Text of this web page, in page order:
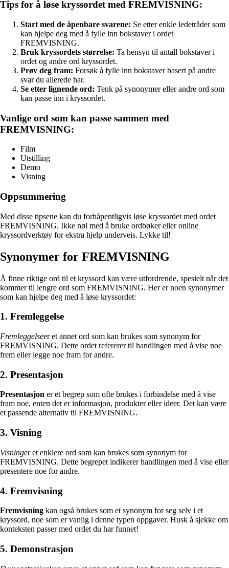
Tips for å løse kryssordet med FREMVISNING:
Start med de åpenbare svarene: Se etter enkle ledetråder som
kan hjelpe deg med å fylle inn bokstaver i ordet
FREMVISNING.
Bruk kryssordets størrelse: Ta hensyn til antall bokstaver i
ordet og andre ord kryssordet.
Prøv deg fram: Forsøk å fylle inn bokstaver basert på andre
svar du allerede har.
Se etter lignende ord: Tenk på synonymer eller andre ord som
kan passe inn i kryssordet.
Vanlige ord som kan passe sammen med
FREMVISNING:
Film
Utstilling
Demo
Visning
Oppsummering
Med disse tipsene kan du forhåpentligvis løse kryssordet med ordet
FREMVISNING. Ikke nøl med å bruke ordbøker eller online
kryssordverktøy for ekstra hjelp underveis. Lykke til!
Synonymer for FREMVISNING
Å finne riktige ord til et kryssord kan være utfordrende, spesielt når det
kommer til lengre ord som FREMVISNING. Her er noen synonymer
som kan hjelpe deg med å løse kryssordet:
1. Fremleggelse
Fremleggelseer et annet ord som kan brukes som synonym for
FREMVISNING. Dette ordet refererer til handlingen med å vise noe
frem eller legge noe fram for andre.
2. Presentasjon
Presentasjon er et begrep som ofte brukes i forbindelse med å vise
fram noe, enten det er informasjon, produkter eller ideer. Det kan være
et passende alternativ til FREMVISNING.
3. Visning
Visninger et enklere ord som kan brukes som synonym for
FREMVISNING. Dette begrepet indikerer handlingen med å vise eller
presentere noe for andre.
4. Fremvisning
Fremvisning kan også brukes som et synonym for seg selv i et
kryssord, noe som er vanlig i denne typen oppgaver. Husk å sjekke om
konteksten passer med ordet du har funnet!
5. Demonstrasjon